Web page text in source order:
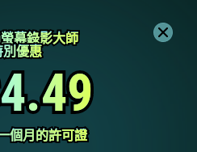
螢幕錄影大師
螢幕錄影大師
別優惠
別優惠
個月的許可證
個月的許可證